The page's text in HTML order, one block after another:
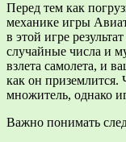
Перед тем как
механике игры
в этой игре
случайные числа и
взлета самолета, и
как он приземлится.
множитель, однако
Важно понимать